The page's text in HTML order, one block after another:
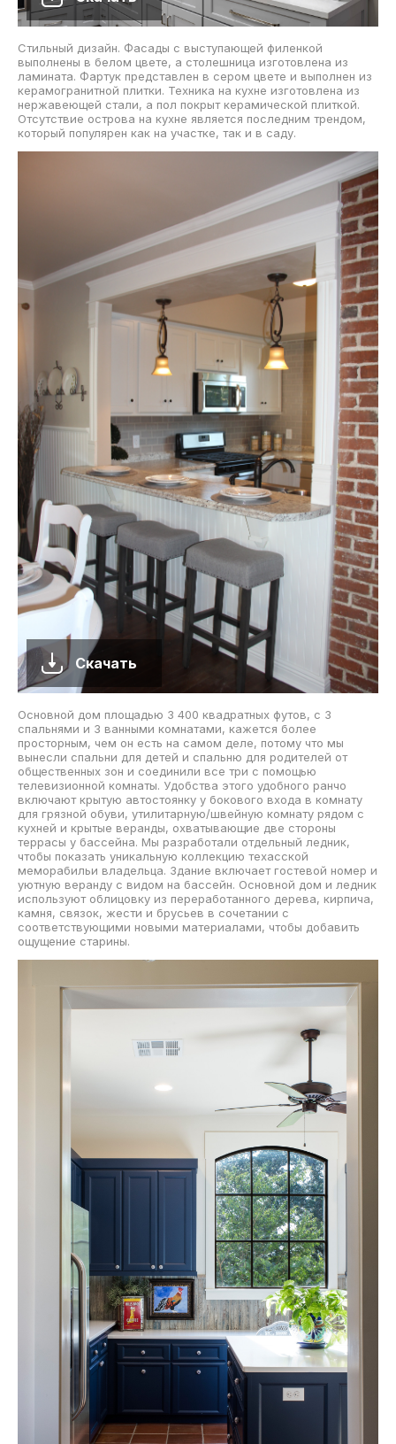
Стильный дизайн. Фасады с выступающей филенкой
выполнены в белом цвете, а столешница изготовлена из
ламината. Фартук представлен в сером цвете и выполнен из
керамогранитной плитки. Техника на кухне изготовлена из
нержавеющей стали, а пол покрыт керамической плиткой.
Отсутствие острова на кухне является последним трендом,
который популярен как на участке, так и в саду.
Скачать
Основной дом площадью 3 400 квадратных футов, с 3
спальнями и 3 ванными комнатами, кажется более
просторным, чем он есть на самом деле, потому что мы
вынесли спальни для детей и спальню для родителей от
общественных зон и соединили все три с помощью
телевизионной комнаты. Удобства этого удобного ранчо
включают крытую автостоянку у бокового входа в комнату
для грязной обуви, утилитарную/швейную комнату рядом с
кухней и крытые веранды, охватывающие две стороны
террасы у бассейна. Мы разработали отдельный ледник,
чтобы показать уникальную коллекцию техасской
меморабильи владельца. Здание включает гостевой номер и
уютную веранду с видом на бассейн. Основной дом и ледник
используют облицовку из переработанного дерева, кирпича,
камня, связок, жести и брусьев в сочетании с
соответствующими новыми материалами, чтобы добавить
ощущение старины.